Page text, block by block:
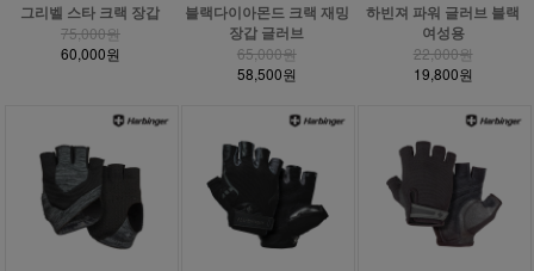
그리벨 스타 크랙 장갑
75,000원
60,000원
블랙다이아몬드 크랙 재밍
장갑 글러브
65,000원
58,500원
하빈져 파워 글러브 블랙
여성용
22,000원
19,800원